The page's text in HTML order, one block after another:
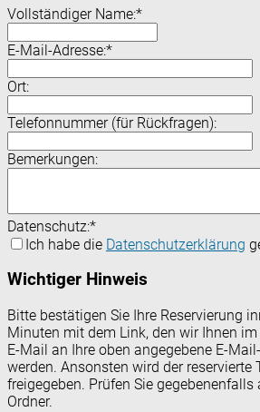
Vollständiger Name:*
E-Mail-Adresse:*
Ort:
Telefonnummer (für Rückfragen):
Bemerkungen:
Datenschutz:*
Ich habe die Datenschutzerklärung
Wichtiger Hinweis
Bitte bestätigen Sie Ihre Reservierung
Minuten mit dem Link, den wir Ihnen
E-Mail an Ihre oben angegebene E-
werden. Ansonsten wird der reservierte
freigegeben. Prüfen Sie gegebenenfalls
Ordner.